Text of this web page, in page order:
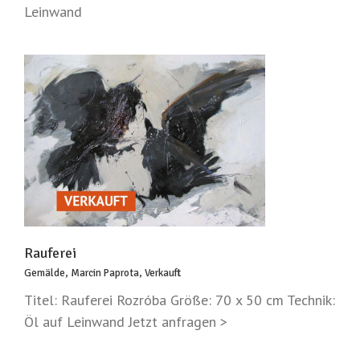
Leinwand
Rauferei
Gemälde, Marcin Paprota, Verkauft
Titel: Rauferei Rozróba Größe: 70 x 50 cm Technik:
Öl auf Leinwand Jetzt anfragen >